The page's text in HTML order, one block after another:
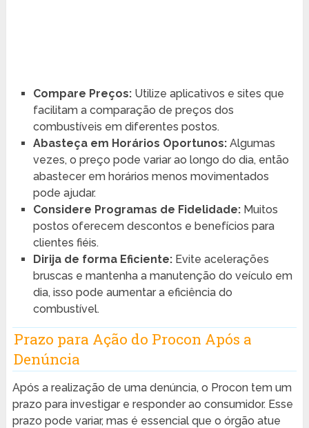
Compare Preços:Utilize aplicativos e sites que
facilitam a comparação de preços dos
combustíveis em diferentes postos.
Abasteça em Horários Oportunos:Algumas
vezes, o preço pode variar ao longo do dia, então
abastecer em horários menos movimentados
pode ajudar.
Considere Programas de Fidelidade:Muitos
postos oferecem descontos e benefícios para
clientes fiéis.
Dirija de forma Eficiente:Evite acelerações
bruscas e mantenha a manutenção do veículo em
dia, isso pode aumentar a eficiência do
combustível.
Prazo para Ação do Procon Após a
Denúncia
Após a realização de uma denúncia, o Procon tem um
prazo para investigar e responder ao consumidor. Esse
prazo pode variar, mas é essencial que o órgão atue